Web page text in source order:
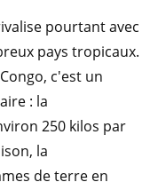
pourtant avec
pays tropicaux.
c'est un
: la
250 kilos par
la
de terre en